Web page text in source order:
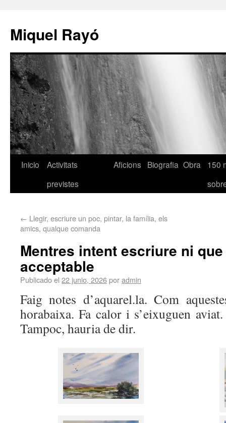
Miquel Rayó
Inicio
Activitats
previstes
Aficions Biografia Obra
150
← Llegir, escriure un poc, pintar, la família, els
amics, qualque comanda
Mentres intent escriure ni
acceptable
Publicado el 22 junio, 2026poradmin
Faig notes d’aquarel.la. Com
horabaixa. Fa calor i s’eixuguen
Tampoc, hauria de dir.